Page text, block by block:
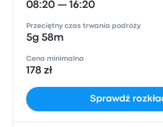
08:20 — 16:20
Przeciętny czas trwania podróży
5g 58m
Cena minimalna
178 zł
Sprawdź